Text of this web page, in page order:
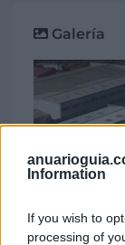
Information
If you wish to
processing of
Galería